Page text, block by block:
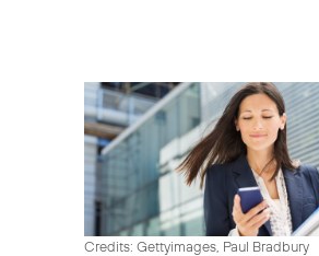
Credits: Gettyimages, Paul Bradbury